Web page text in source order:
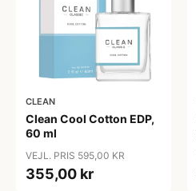
CLEAN
Clean Cool Cotton EDP,
60 ml
VEJL. PRIS 595,00 KR
355,00 kr